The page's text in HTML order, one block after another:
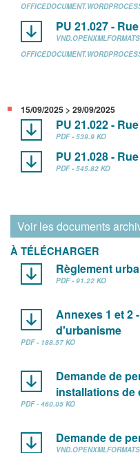
PU 21.027 -
15/09/2025 > 29/09/2025
PU 21.022 -
PDF - 539.9 KO
PU 21.028 -
PDF - 545.82 KO
Voir les documents
À TÉLÉCHARGER
Règlement
PDF - 91.22 KO
Annexes 1 et 2
d'urbanisme
PDF - 188.57 KO
Demande de
installations de
PDF - 460.05 KO
Demande de